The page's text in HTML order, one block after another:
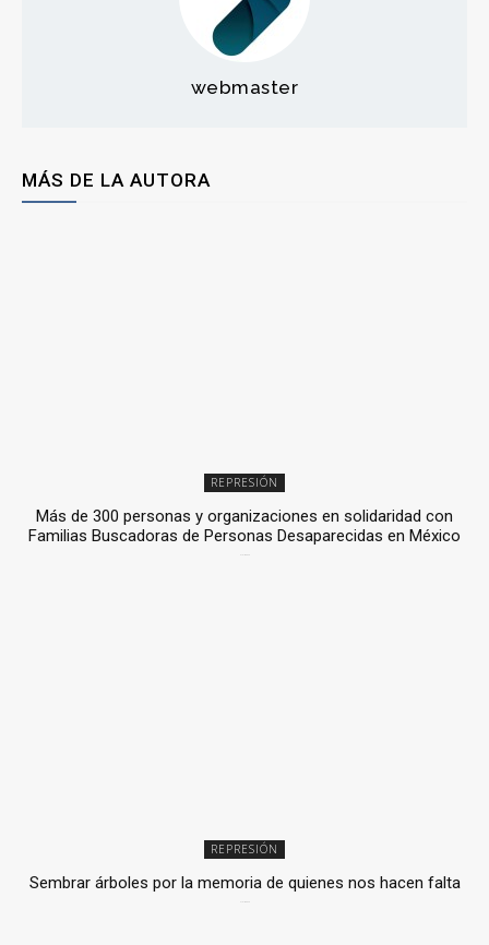
webmaster
MÁS DE LA AUTORA
REPRESIÓN
Más de 300 personas y organizaciones en solidaridad con
Familias Buscadoras de Personas Desaparecidas en México
REPRESIÓN
Sembrar árboles por la memoria de quienes nos hacen falta